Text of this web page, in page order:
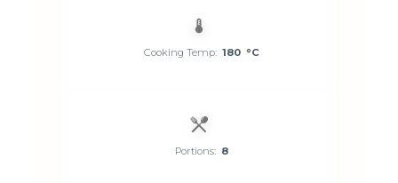
Cooking Temp: 180 °C
Portions: 8